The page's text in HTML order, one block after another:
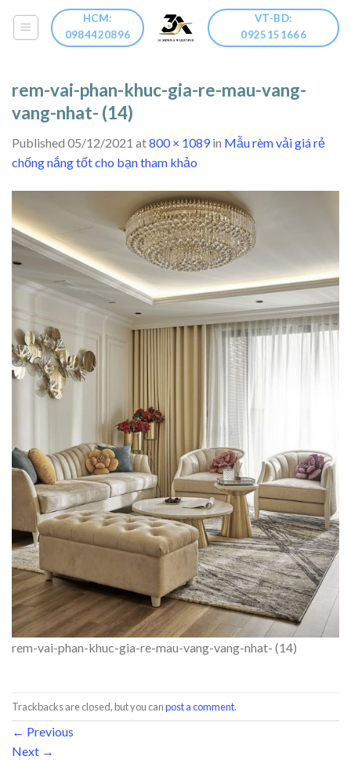
HCM:
0984420896
VT-BD:
0925151666
rem-vai-phan-khuc-gia-re-mau-vang-
vang-nhat- (14)
Published 05/12/2021 at800 × 1089in Mẫu rèm vải giá rẻ
chống nắng tốt cho bạn tham khảo
rem-vai-phan-khuc-gia-re-mau-vang-vang-nhat- (14)
Trackbacks are closed, but you canpost a comment.
← Previous
Next →